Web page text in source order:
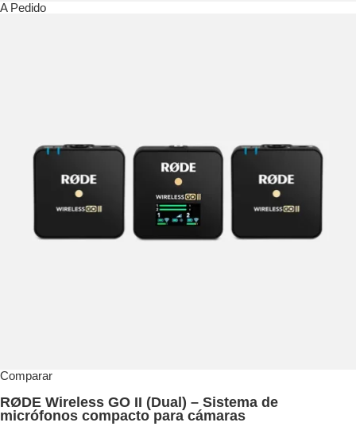
A Pedido
Comparar
RØDE Wireless GO II (Dual) – Sistema de
micrófonos compacto para cámaras